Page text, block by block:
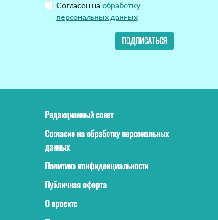
Согласен на обработку
персональных данных
ПОДПИСАТЬСЯ
Редакционный совет
Согласие на обработку персональных
данных
Политика конфиденциальности
Публичная оферта
О проекте